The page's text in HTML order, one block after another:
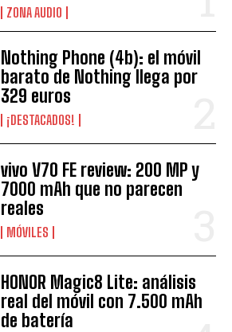
ZONA AUDIO
Nothing Phone (4b): el móvil
barato de Nothing llega por
329 euros
¡DESTACADOS!
vivo V70 FE review: 200 MP y
7000 mAh que no parecen
reales
MÓVILES
HONOR Magic8 Lite: análisis
real del móvil con 7.500 mAh
de batería